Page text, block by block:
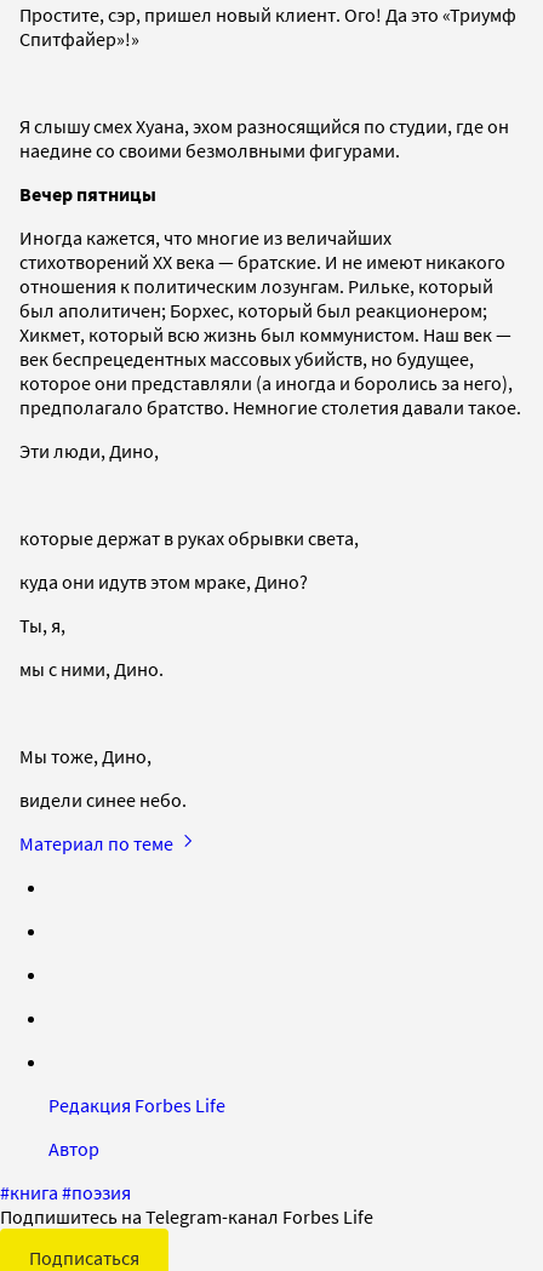
Простите, сэр, пришел новый клиент. Ого! Да это «Триумф
Спитфайер»!»
Я слышу смех Хуана, эхом разносящийся по студии, где он
наедине со своими безмолвными фигурами.
Вечер пятницы
Иногда кажется, что многие из величайших
стихотворений ХХ века — братские. И не имеют никакого
отношения к политическим лозунгам. Рильке, который
был аполитичен; Борхес, который был реакционером;
Хикмет, который всю жизнь был коммунистом. Наш век —
век беспрецедентных массовых убийств, но будущее,
которое они представляли (а иногда и боролись за него),
предполагало братство. Немногие столетия давали такое.
Эти люди, Дино,
которые держат в руках обрывки света,
куда они идутв этом мраке, Дино?
Ты, я,
мы с ними, Дино.
Мы тоже, Дино,
видели синее небо.
Материал по теме
Редакция Forbes Life
Автор
#книга #поэзия
Подпишитесь на Telegram-канал Forbes Life
Подписаться